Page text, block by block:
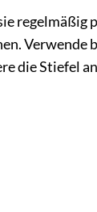
regelmäßig
Verwende
die Stiefel